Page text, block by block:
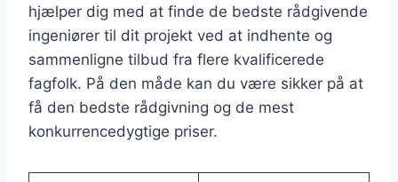
hjælper dig med at finde de bedste rådgivende
ingeniører til dit projekt ved at indhente og
sammenligne tilbud fra flere kvalificerede
fagfolk. På den måde kan du være sikker på at
få den bedste rådgivning og de mest
konkurrencedygtige priser.